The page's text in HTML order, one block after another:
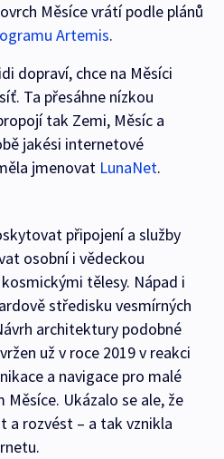
Měsíce vrátí podle plánů
Artemis.
dopraví, chce na Měsíci
Ta přesáhne nízkou
tak Zemi, Měsíc a
jakési internetové
jmenovat LunaNet.
připojení a služby
osobní i vědeckou
tělesy. Nápad i
středisku vesmírných
architektury podobné
už v roce 2019 v reakci
a navigace pro malé
Ukázalo se ale, že
a rozvést – a tak vznikla